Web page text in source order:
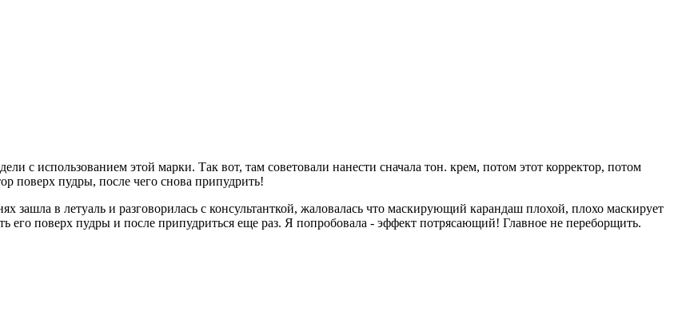
с использованием этой марки. Так вот, там советовали нанести сначала тон. крем, потом этот корректор, потом
поверх пудры, после чего снова припудрить!
зашла в летуаль и разговорилась с консультанткой, жаловалась что маскирующий карандаш плохой, плохо маскирует
его поверх пудры и после припудриться еще раз. Я попробовала - эффект потрясающий! Главное не переборщить.